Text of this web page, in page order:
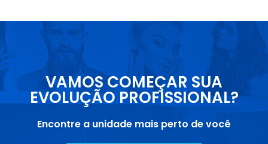
VAMOS COMEÇAR SUA
EVOLUÇÃO PROFISSIONAL?
Encontre a unidade mais perto de você